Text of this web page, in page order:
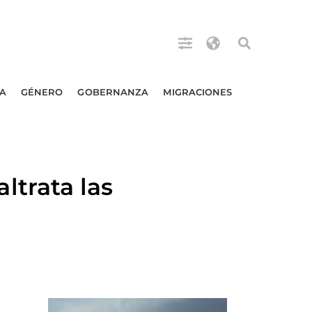
GÉNERO GOBERNANZA MIGRACIONES
las